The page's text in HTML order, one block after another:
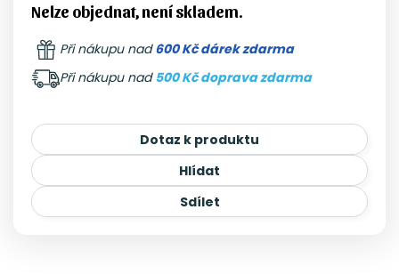
Nelze objednat, není skladem.
Při nákupu nad600 Kč dárek zdarma
Při nákupu nad 500 Kč doprava zdarma
Dotaz k produktu
Hlídat
Sdílet